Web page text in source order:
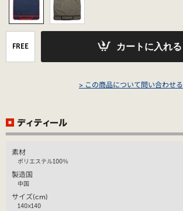
FREE カートに入れる
> この商品について問い合わせる
素材
ポリエステル100％
製造国
中国
サイズ(cm)
140×140